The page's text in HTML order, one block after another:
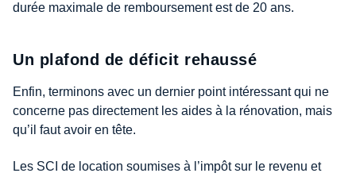
durée maximale de remboursement est de 20 ans.
Un plafond de déficit rehaussé
Enfin, terminons avec un dernier point intéressant qui ne
concerne pas directement les aides à la rénovation, mais
qu’il faut avoir en tête.
Les SCI de location soumises à l’impôt sur le revenu et